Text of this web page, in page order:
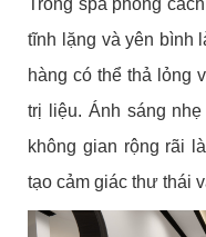
tĩnh lặng và yên bình
hàng có thể thả lỏng
trị liệu. Ánh sáng
không gian rộng rãi
tạo cảm giác thư thái